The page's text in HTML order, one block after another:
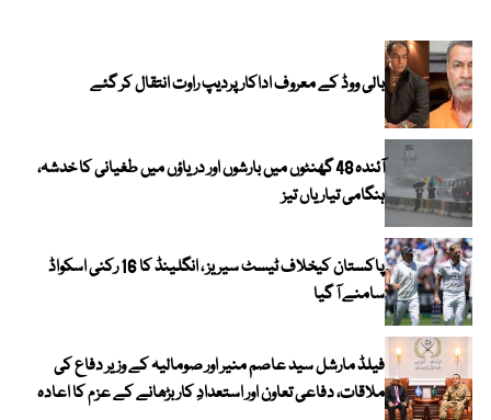
بالی ووڈ کے معروف اداکار پردیپ راوت انتقال کر گئے
آئندہ 48 گھنٹوں میں بارشوں اور دریاؤں میں طغیانی کا خدشہ،
ہنگامی تیاریاں تیز
پاکستان کیخلاف ٹیسٹ سیریز ، انگلینڈ کا 16 رکنی اسکواڈ
سامنے آ گیا
فیلڈ مارشل سید عاصم منیر اور صومالیہ کے وزیر دفاع کی
ملاقات، دفاعی تعاون اور استعدادِ کار بڑھانے کے عزم کا اعادہ